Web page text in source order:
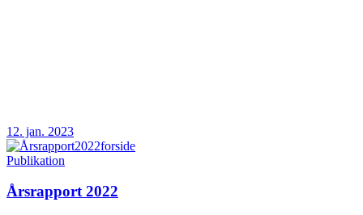
12. jan. 2023
Publikation
Årsrapport 2022